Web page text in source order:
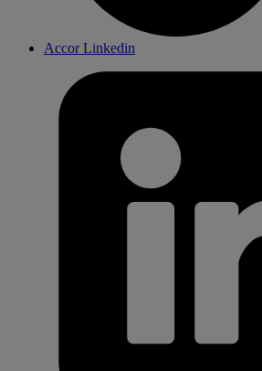
Accor Linkedin